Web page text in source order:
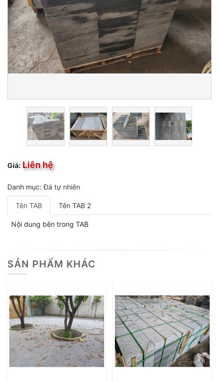
Giá: Liên hệ
Danh mục:Đá tự nhiên
Tên TAB Tên TAB 2
Nội dung bên trong TAB
SẢN PHẨM KHÁC